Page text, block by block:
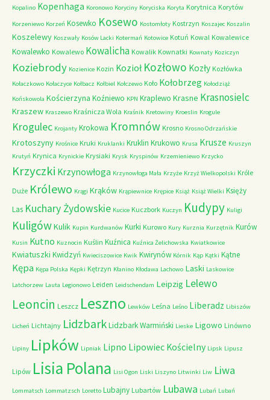
Kopalino Kopenhaga Koronowo Koryciny Koryciska Koryta Korytnica Korytów
Korzeniewo Korzeń Kosewko Kosewo Kostomłoty Kostrzyn Koszajec Koszalin
Koszelewy Koszwały Kosów Lacki Kotermań Kotowice Kotuń Kowal Kowalewice
Kowalewko Kowalewo Kowalicha Kowalik Kownatki Kownaty Koziczyn
Koziebrody Kozienice Kozin Kozioł Kozłowo Kozły Kozłówka
Kołaczkowo Kołaczyce Kołbacz Kołbiel Kołczewo Koło Kołobrzeg Kołodziąż
Końskowola Kościerzyna Koźniewo KPN Kraplewo Krasne Krasnosielc
Kraszew Kraszewo Kraśnicza Wola Kraśnik Kretowiny Kroeslin Krogule
Krogulec Krojanty Krokowa Kromnów Krosno Krosno Odrzańskie
Krotoszyny Krośnice Kruki Kruklanki Kruklin Krukowo Krusa Krusze Kruszyn
Krutyń Krynica Krynickie Krysiaki Krysk Kryspinów Krzemieniewo Krzycko
Krzyczki Krzynowłoga Krzynowłoga Mała Krzyże Krzyż Wielkopolski Króle
Duże Królewo Krągi Krąków Krąpiewnice Krępice Książ Książ Wielki Księży
Las Kuchary Żydowskie Kucice Kuczbork Kuczyn Kudypy Kuligi
KuligówKulik Kupin Kurdwanów Kurki Kurowo Kury Kurznia Kurzętnik Kurów
Kusin Kutno Kuznocin Kuślin Kuźnica Kuźnica Żelichowska Kwiatkowice
Kwiatuszki Kwidzyń Kwieciszowice Kwik Kwirynów Kórnik Kąp Kątki Kątne
Kępa Kępa Polska Kępki Kętrzyn Kłanino Kłodawa Lachowo Laski Laskowice
Latchorzew Lauta Legionowo Leiden Leidschendam Leipzig Lelewo
Leoncin Leszcz Leszno Lewków Leśna Leśno Liberadz Libiszów
Licheń Lichtajny LidzbarkLidzbark Warmiński Lieske Ligowo Linówno
Lipiny Lipków Lipniak Lipno Lipowiec Kościelny Lipsk Lipusz
Lipów Lisia Polana Lisi Ogon Liski Liszyno Litwinki Liw Liwa
Lommatsch Lommatzsch Loretto Lubajny Lubartów Lubawa Lubań Lubań